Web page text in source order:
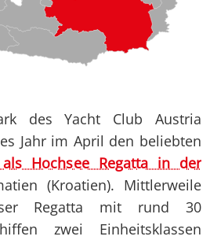
des Yacht Club Austria
Jahr im April den beliebten
als Hochsee Regatta in der
(Kroatien). Mittlerweile
Regatta mit rund 30
zwei Einheitsklassen